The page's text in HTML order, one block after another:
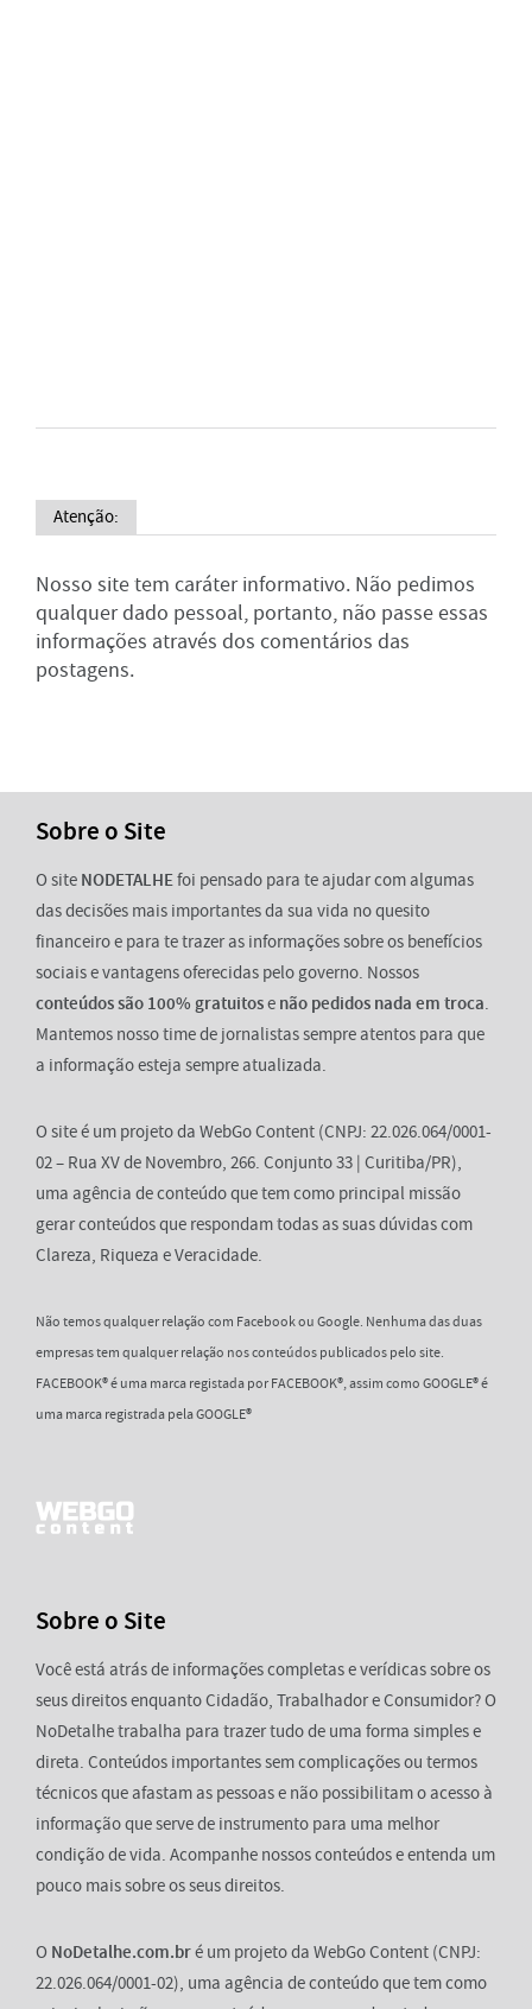
Atenção:
Nosso site tem caráter informativo. Não pedimos
qualquer dado pessoal, portanto, não passe essas
informações através dos comentários das
postagens.
Sobre o Site
O site NODETALHEfoi pensado para te ajudar com algumas
das decisões mais importantes da sua vida no quesito
financeiro e para te trazer as informações sobre os benefícios
sociais e vantagens oferecidas pelo governo. Nossos
conteúdos são 100% gratuitose não pedidos nada em troca.
Mantemos nosso time de jornalistas sempre atentos para que
a informação esteja sempre atualizada.
O site é um projeto da WebGo Content (CNPJ: 22.026.064/0001-
02 – Rua XV de Novembro, 266. Conjunto 33 | Curitiba/PR),
uma agência de conteúdo que tem como principal missão
gerar conteúdos que respondam todas as suas dúvidas com
Clareza, Riqueza e Veracidade.
Não temos qualquer relação com Facebook ou Google. Nenhuma das duas
empresas tem qualquer relação nos conteúdos publicados pelo site.
FACEBOOK® é uma marca registada por FACEBOOK®, assim como GOOGLE® é
uma marca registrada pela GOOGLE®
Sobre o Site
Você está atrás de informações completas e verídicas sobre os
seus direitos enquanto Cidadão, Trabalhador e Consumidor? O
NoDetalhe trabalha para trazer tudo de uma forma simples e
direta. Conteúdos importantes sem complicações ou termos
técnicos que afastam as pessoas e não possibilitam o acesso à
informação que serve de instrumento para uma melhor
condição de vida. Acompanhe nossos conteúdos e entenda um
pouco mais sobre os seus direitos.
O NoDetalhe.com.bré um projeto da WebGo Content (CNPJ:
22.026.064/0001-02), uma agência de conteúdo que tem como